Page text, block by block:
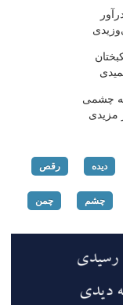
چشمی
مزیدی
دیده رقص
چشم چمن